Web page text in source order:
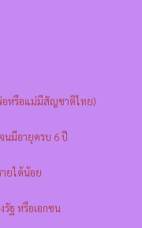
หรือแม่มีสัญชาติไทย)
นมีอายุครบ 6 ปี
ยได้น้อย
รัฐ หรือเอกชน